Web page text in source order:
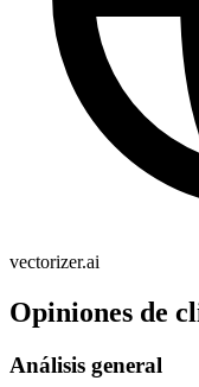
vectorizer.ai
Opiniones de
Análisis general